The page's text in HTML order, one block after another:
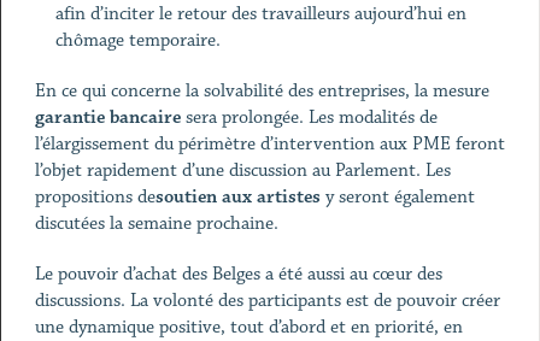
afin d’inciter le retour des travailleurs aujourd’hui en
chômage temporaire.
En ce qui concerne la solvabilité des entreprises, la mesure
garantie bancairesera prolongée. Les modalités de
l’élargissement du périmètre d’intervention aux PME feront
l’objet rapidement d’une discussion au Parlement. Les
propositions desoutien aux artistes y seront également
discutées la semaine prochaine.
Le pouvoir d’achat des Belges a été aussi au cœur des
discussions. La volonté des participants est de pouvoir créer
une dynamique positive, tout d’abord et en priorité, en